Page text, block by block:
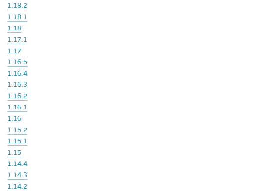
1.18.2
1.18.1
1.18
1.17.1
1.17
1.16.5
1.16.4
1.16.3
1.16.2
1.16.1
1.16
1.15.2
1.15.1
1.15
1.14.4
1.14.3
1.14.2